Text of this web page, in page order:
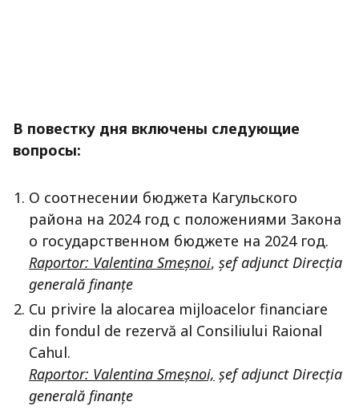
В повестку дня включены следующие
вопросы:
О соотнесении бюджета Кагульского
района на 2024 год с положениями Закона
о государственном бюджете на 2024 год.
Raportor: Valentina Smeșnoi, șef adjunct Direcția
generală finanțe
Cu privire la alocarea mijloacelor financiare
din fondul de rezervă al Consiliului Raional
Cahul.
Raportor: Valentina Smeșnoi, șef adjunct Direcția
generală finanțe